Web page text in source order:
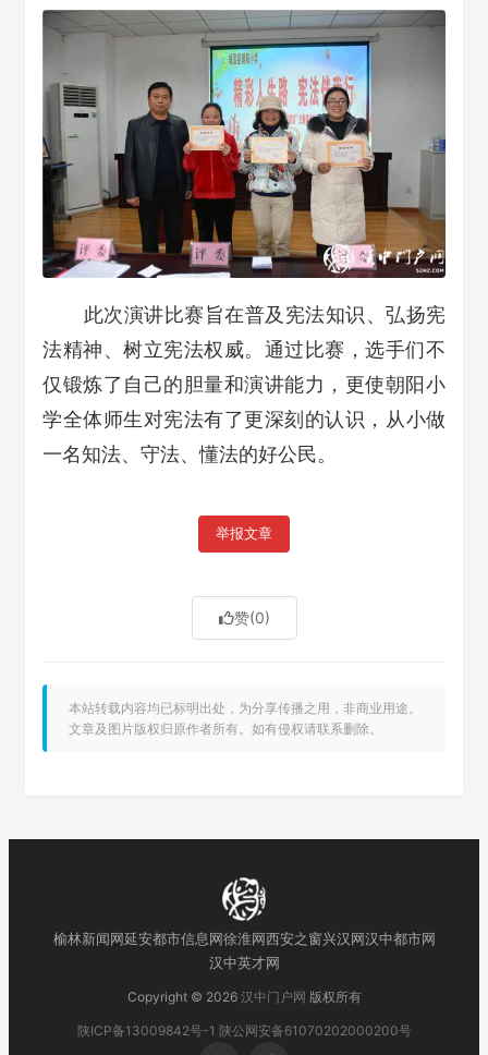
此次演讲比赛旨在普及宪法知识、弘扬宪
法精神、树立宪法权威。 通过比赛，选手们不
仅锻炼了自己的胆量和演讲能力， 更使朝阳小
学全体师生对宪法有了更深刻 的认识， 从小做
一名知法、守法、懂法的好公民。
举报文章
赞(0)
本站转载内容均已标明出处，为分享传播之用，非商业用途。
文章及图片版权归原作者所有。如有侵权请联系删除。
榆林新闻网延安都市信息网徐淮网西安之窗兴汉网汉中都市网
汉中英才网
Copyright © 2026 汉中门户网 版权所有
陕ICP备13009842号-1 陕公网安备61070202000200号